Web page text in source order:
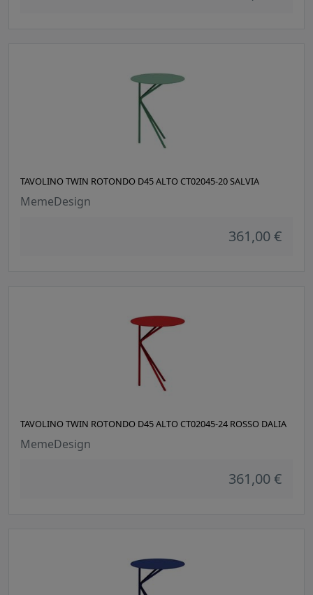
TAVOLINO TWIN ROTONDO D45 ALTO CT02045-20 SALVIA
MemeDesign
361,00 €
TAVOLINO TWIN ROTONDO D45 ALTO CT02045-24 ROSSO DALIA
MemeDesign
361,00 €